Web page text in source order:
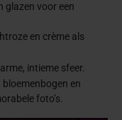
glazen voor een
en crème als
intieme sfeer.
en
foto’s.